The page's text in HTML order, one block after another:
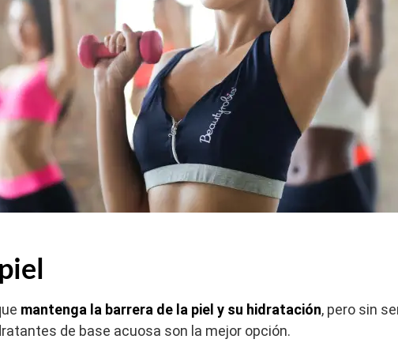
mantenga la barrera de la piel y su hidratación, pero sin
de base acuosa son la mejor opción.